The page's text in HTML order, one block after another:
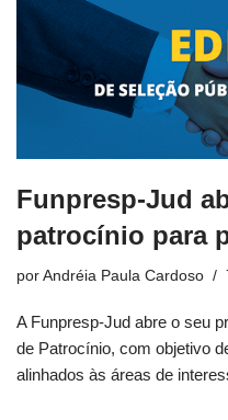
Funpresp-Jud
patrocínio para
por Andréia Paula Cardoso
A Funpresp-Jud abre o seu
de Patrocínio, com objetivo
alinhados às áreas de